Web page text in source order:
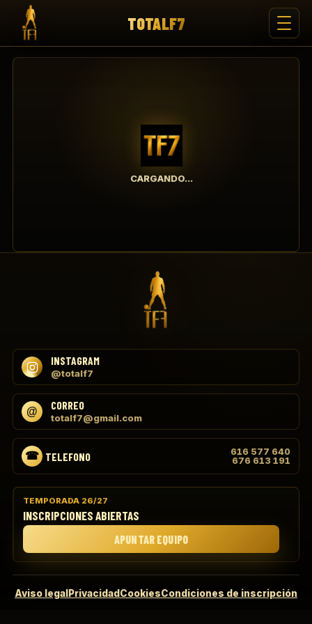
TOTALF7
CARGANDO...
INSTAGRAM
@totalf7
CORREO
totalf7@gmail.com
TELEFONO
616 577 640
676 613 191
TEMPORADA 26/27
INSCRIPCIONES ABIERTAS
APUNTAR EQUIPO
Aviso legal Privacidad CookiesCondiciones de inscripción